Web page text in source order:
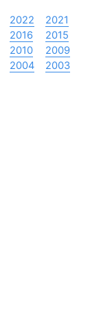
2022
2021
2016
2015
2010
2009
2004
2003